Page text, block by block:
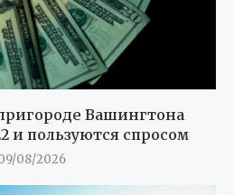
Вашингтона
и пользуются спросом
08/2026